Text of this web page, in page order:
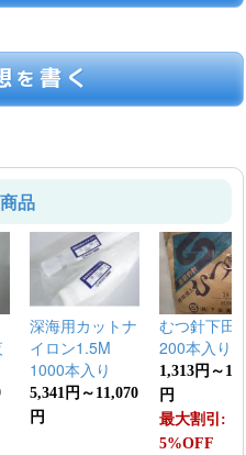
を書く
品
深海用カットナ
イロン1.5M
1000本入り
5,341円～11,070
円
むつ針下田
200本入り
1,313円～
円
最大割引:
5%OFF